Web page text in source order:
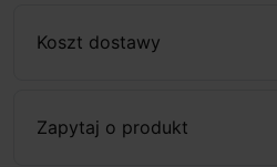
Koszt dostawy
Zapytaj o produkt